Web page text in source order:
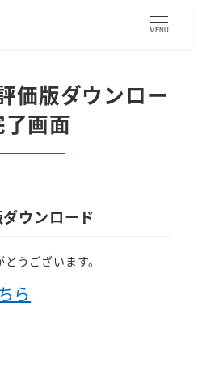
MENU
価版ダウンロー
了画面
ウンロード
うございます。
ら